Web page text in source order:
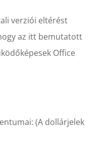
verziói eltérést
az itt bemutatott
Office
(A dollárjelek